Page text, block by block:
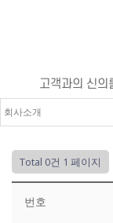
고객과의 신의
Total 0건 1 페이지
번호